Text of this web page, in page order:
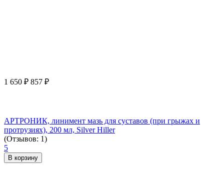
1 650 ₽ 857 ₽
АРТРОНИК, линимент мазь для суставов (при грыжах и
протрузиях), 200 мл, Silver Hiller
(Отзывов: 1)
5
В корзину